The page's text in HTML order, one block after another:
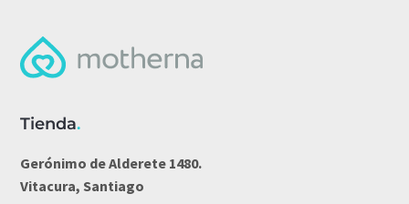
Tienda.
Gerónimo de Alderete 1480.
Vitacura, Santiago